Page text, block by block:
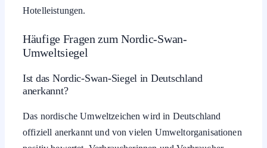
Hotelleistungen.
Häufige Fragen zum Nordic-Swan-
Umweltsiegel
Ist das Nordic-Swan-Siegel in Deutschland
anerkannt?
Das nordische Umweltzeichen wird in Deutschland
offiziell anerkannt und von vielen Umweltorganisationen